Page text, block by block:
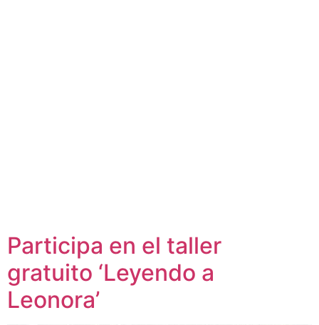
Participa en el taller
gratuito ‘Leyendo a
Leonora’